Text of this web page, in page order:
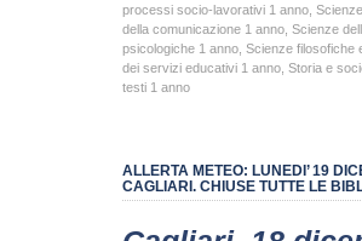
processi socio-lavorativi 1 anno
della comunicazione 1 anno Scienze
psicologiche 1 anno Scienze filosofiche
dei servizi educativi 1 anno Storia e
testi 1 anno
ALLERTA METEO: LUNEDI’ 19
CAGLIARI. CHIUSE TUTTE LE